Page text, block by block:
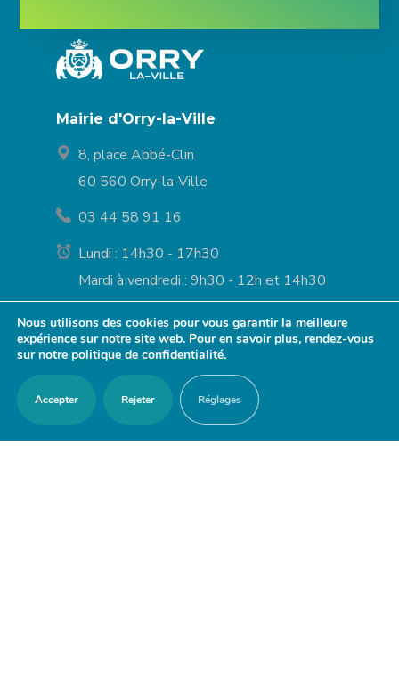
Mairie d'Orry-la-Ville
8, place Abbé-Clin
60 560 Orry-la-Ville
03 44 58 91 16
Lundi : 14h30 - 17h30
Mardi à vendredi : 9h30 - 12h et 14h30
- 17h30
Samedi : 9h30 - 12h
Nous utilisons des cookies pour vous garantir la meilleure
expérience sur notre site web. Pour en savoir plus, rendez-vous
sur notre politique de confidentialité.
Accepter Rejeter Réglages